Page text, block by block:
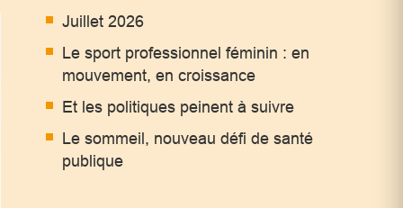
Juillet 2026
Le sport professionnel féminin : en
mouvement, en croissance
Et les politiques peinent à suivre
Le sommeil, nouveau défi de santé
publique